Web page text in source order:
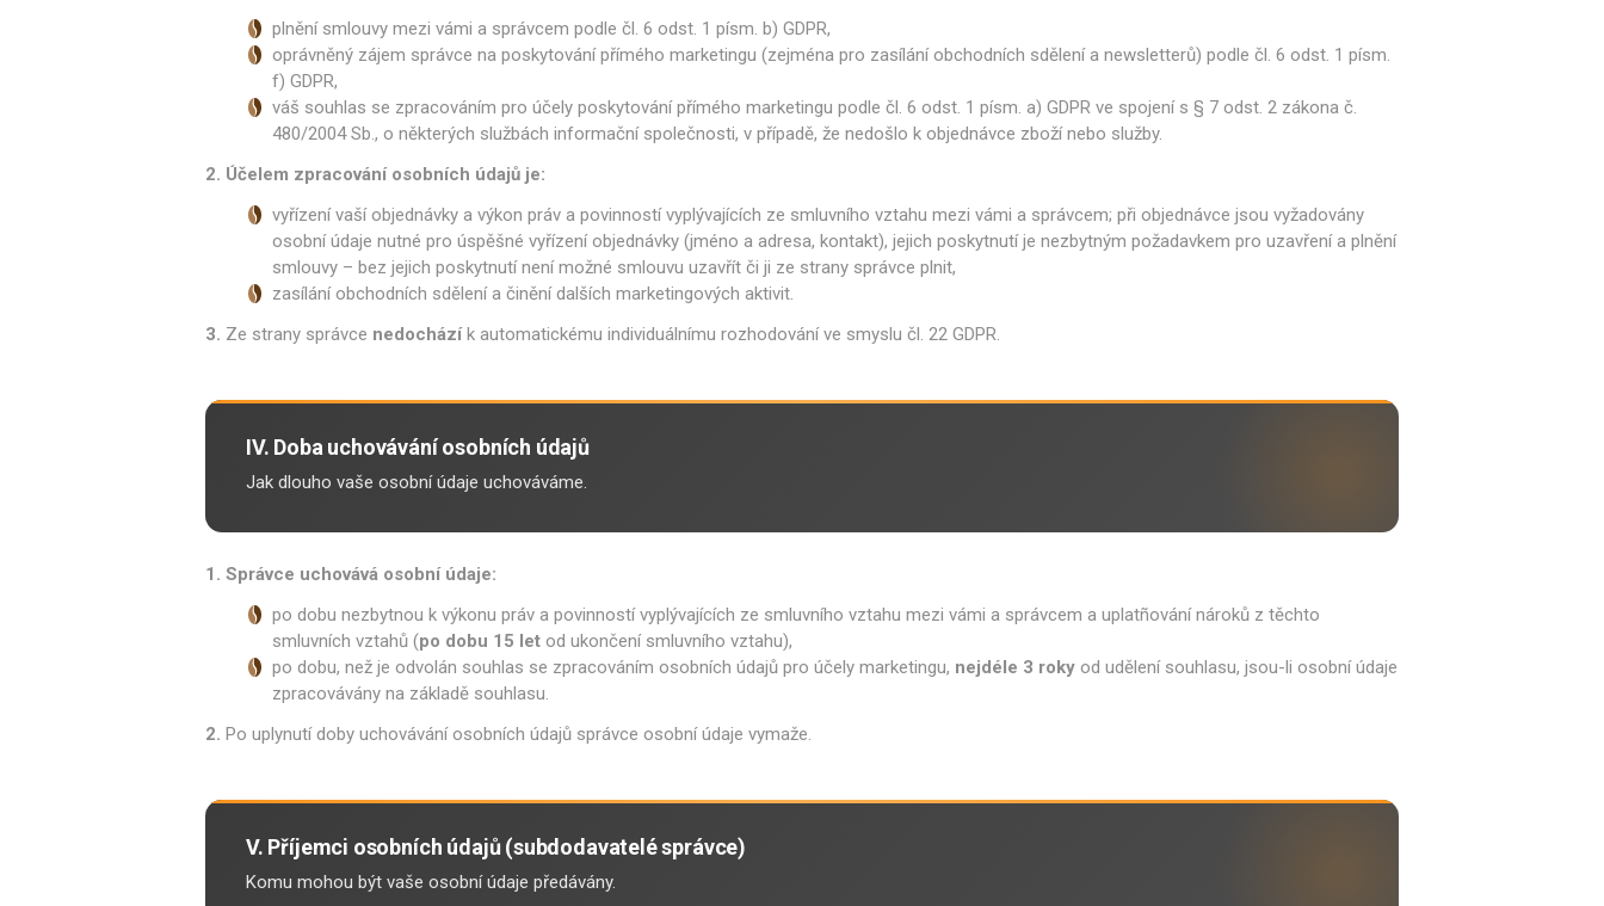
plnění smlouvy mezi vámi a správcem podle čl. 6 odst. 1 písm. b) GDPR,
oprávněný zájem správce na poskytování přímého marketingu (zejména pro zasílání obchodních sdělení a newsletterů) podle čl. 6 odst. 1 písm.
f) GDPR,
váš souhlas se zpracováním pro účely poskytování přímého marketingu podle čl. 6 odst. 1 písm. a) GDPR ve spojení s § 7 odst. 2 zákona č.
480/2004 Sb., o některých službách informační společnosti, v případě, že nedošlo k objednávce zboží nebo služby.
2. Účelem zpracování osobních údajů je:
vyřízení vaší objednávky a výkon práv a povinností vyplývajících ze smluvního vztahu mezi vámi a správcem; při objednávce jsou vyžadovány
osobní údaje nutné pro úspěšné vyřízení objednávky (jméno a adresa, kontakt), jejich poskytnutí je nezbytným požadavkem pro uzavření a plnění
smlouvy – bez jejich poskytnutí není možné smlouvu uzavřít či ji ze strany správce plnit,
zasílání obchodních sdělení a činění dalších marketingových aktivit.
3. Ze strany správce nedocházík automatickému individuálnímu rozhodování ve smyslu čl. 22 GDPR.
IV. Doba uchovávání osobních údajů
Jak dlouho vaše osobní údaje uchováváme.
1. Správce uchovává osobní údaje:
po dobu nezbytnou k výkonu práv a povinností vyplývajících ze smluvního vztahu mezi vámi a správcem a uplatñování nároků z těchto
smluvních vztahů (po dobu 15 let od ukončení smluvního vztahu),
po dobu, než je odvolán souhlas se zpracováním osobních údajů pro účely marketingu, nejdéle 3 roky od udělení souhlasu, jsou-li osobní údaje
zpracovávány na základě souhlasu.
2. Po uplynutí doby uchovávání osobních údajů správce osobní údaje vymaže.
V. Příjemci osobních údajů (subdodavatelé správce)
Komu mohou být vaše osobní údaje předávány.